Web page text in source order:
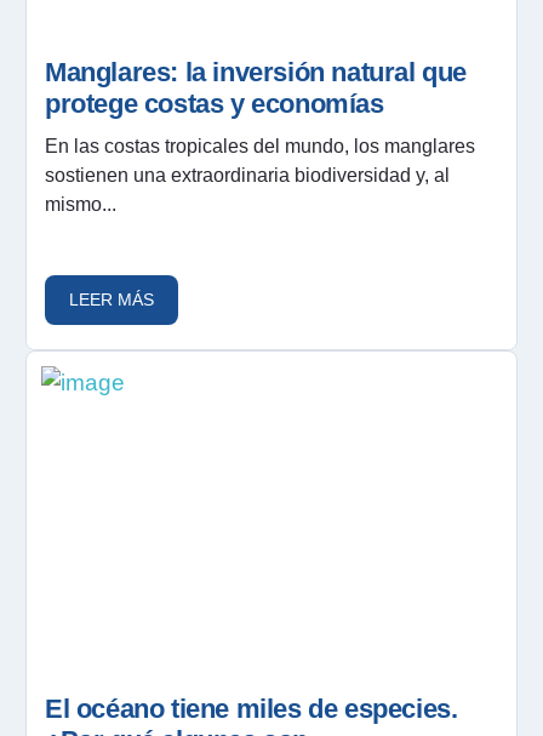
Manglares: la inversión natural que
protege costas y economías
En las costas tropicales del mundo, los manglares
sostienen una extraordinaria biodiversidad y, al
mismo...
LEER MÁS
El océano tiene miles de especies.